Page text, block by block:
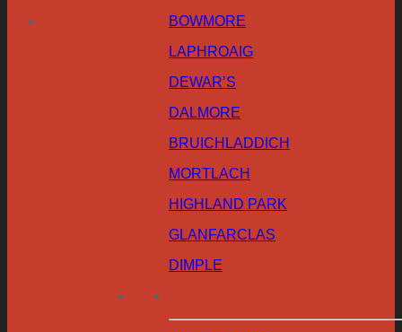
BOWMORE
LAPHROAIG
DEWAR’S
DALMORE
BRUICHLADDICH
MORTLACH
HIGHLAND PARK
GLANFARCLAS
DIMPLE